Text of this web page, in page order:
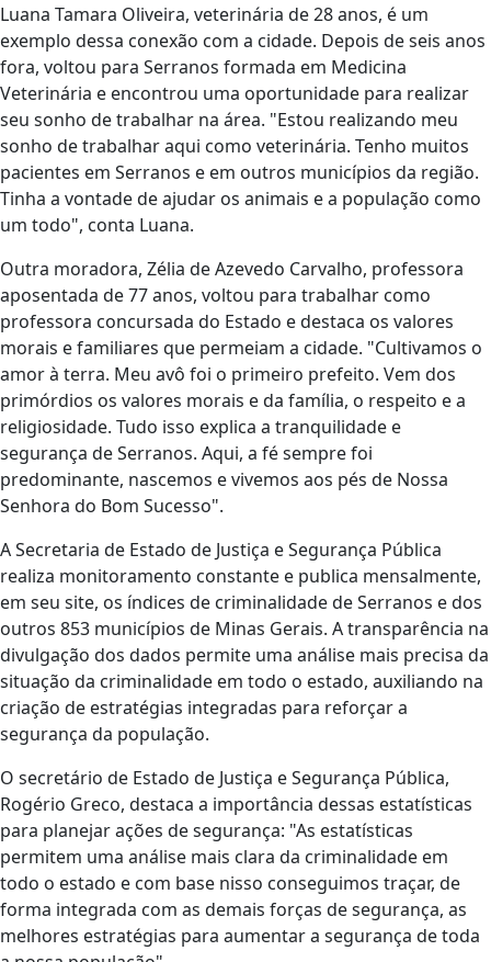
Luana Tamara Oliveira, veterinária de 28 anos, é um
exemplo dessa conexão com a cidade. Depois de seis anos
fora, voltou para Serranos formada em Medicina
Veterinária e encontrou uma oportunidade para realizar
seu sonho de trabalhar na área. "Estou realizando meu
sonho de trabalhar aqui como veterinária. Tenho muitos
pacientes em Serranos e em outros municípios da região.
Tinha a vontade de ajudar os animais e a população como
um todo", conta Luana.
Outra moradora, Zélia de Azevedo Carvalho, professora
aposentada de 77 anos, voltou para trabalhar como
professora concursada do Estado e destaca os valores
morais e familiares que permeiam a cidade. "Cultivamos o
amor à terra. Meu avô foi o primeiro prefeito. Vem dos
primórdios os valores morais e da família, o respeito e a
religiosidade. Tudo isso explica a tranquilidade e
segurança de Serranos. Aqui, a fé sempre foi
predominante, nascemos e vivemos aos pés de Nossa
Senhora do Bom Sucesso".
A Secretaria de Estado de Justiça e Segurança Pública
realiza monitoramento constante e publica mensalmente,
em seu site, os índices de criminalidade de Serranos e dos
outros 853 municípios de Minas Gerais. A transparência na
divulgação dos dados permite uma análise mais precisa da
situação da criminalidade em todo o estado, auxiliando na
criação de estratégias integradas para reforçar a
segurança da população.
O secretário de Estado de Justiça e Segurança Pública,
Rogério Greco, destaca a importância dessas estatísticas
para planejar ações de segurança: "As estatísticas
permitem uma análise mais clara da criminalidade em
todo o estado e com base nisso conseguimos traçar, de
forma integrada com as demais forças de segurança, as
melhores estratégias para aumentar a segurança de toda